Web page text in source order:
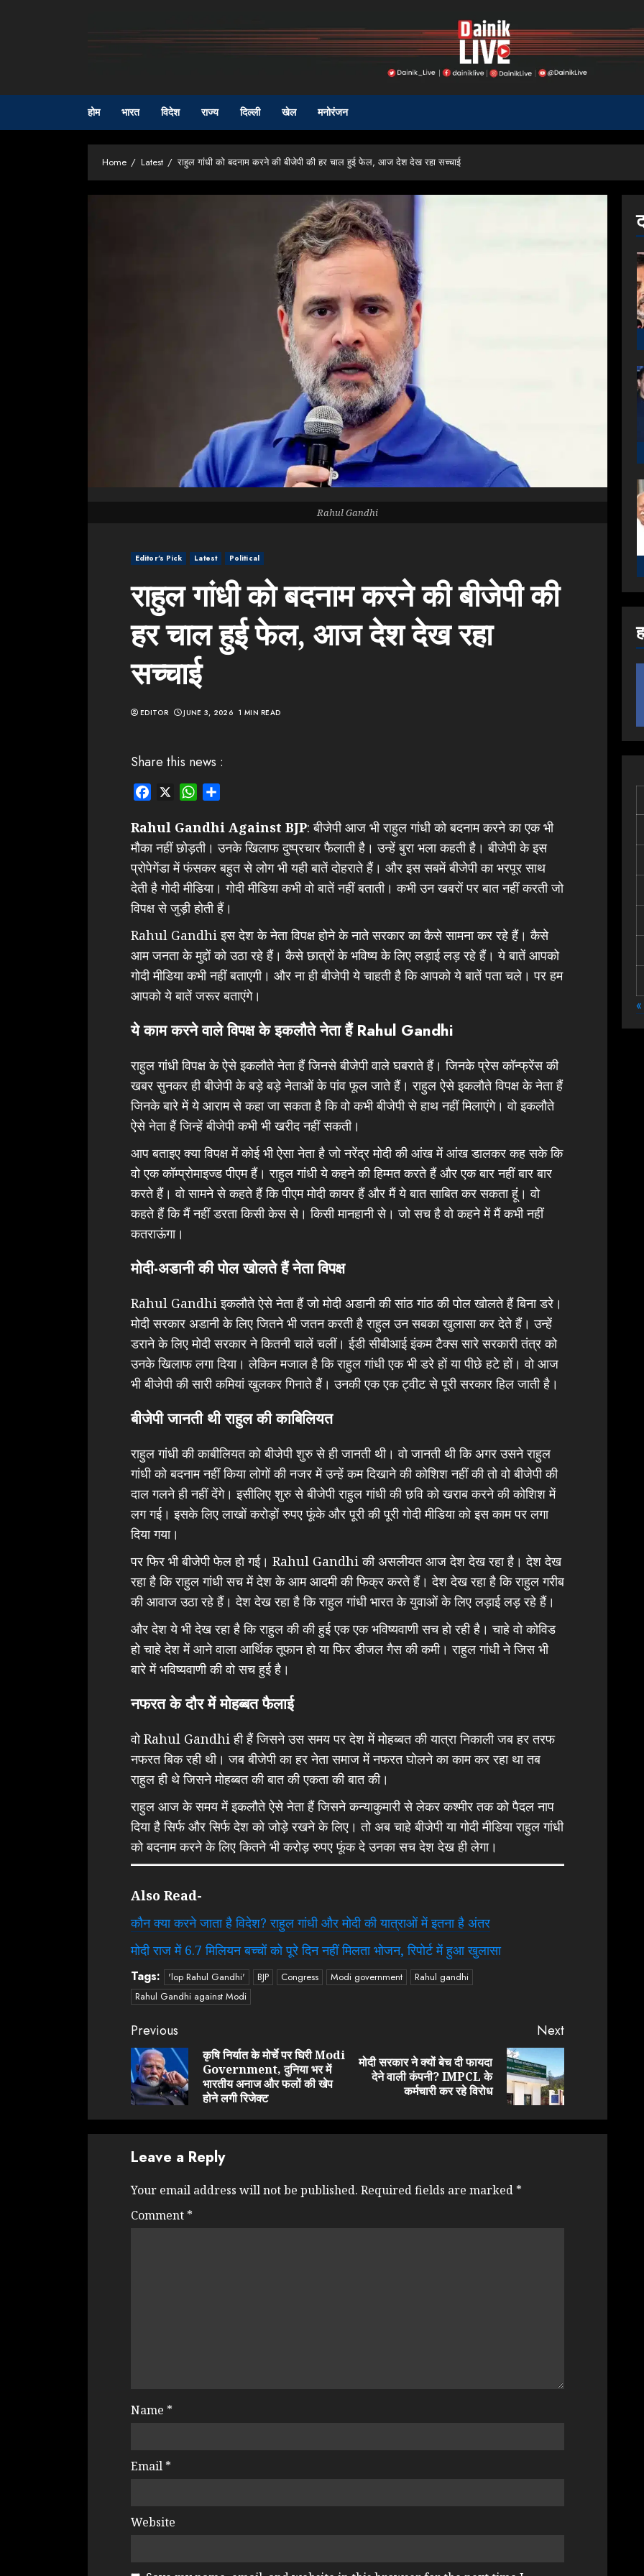
होम भारत विदेश राज्य दिल्ली खेल मनोरंजन
Home Latest राहुल गांधी को बदनाम करने की बीजेपी की हर चाल हुई फेल, आज देश देख रहा सच्चाई
Editor's Pick Latest Political
राहुल गांधी को बदनाम करने की बीजेपी की
हर चाल हुई फेल, आज देश देख रहा
सच्चाई
EDITOR JUNE 3, 2026 1 MIN READ
Rahul Gandhi
Share this news :
Facebook WhatsApp
Rahul Gandhi Against BJP: बीजेपी आज भी राहुल गांधी को बदनाम करने का एक भी
मौका नहीं छोड़ती। उनके खिलाफ दुष्प्रचार फैलाती है। उन्हें बुरा भला कहती है। बीजेपी के इस
प्रोपेगेंडा में फंसकर बहुत से लोग भी यही बातें दोहराते हैं। और इस सबमें बीजेपी का भरपूर साथ
देती है गोदी मीडिया। गोदी मीडिया कभी वो बातें नहीं बताती। कभी उन खबरों पर बात नहीं करती जो
विपक्ष से जुड़ी होती हैं।
Rahul Gandhi इस देश के नेता विपक्ष होने के नाते सरकार का कैसे सामना कर रहे हैं। कैसे
आम जनता के मुद्दों को उठा रहे हैं। कैसे छात्रों के भविष्य के लिए लड़ाई लड़ रहे हैं। ये बातें आपको
गोदी मीडिया कभी नहीं बताएगी। और ना ही बीजेपी ये चाहती है कि आपको ये बातें पता चले। पर हम
आपको ये बातें जरूर बताएंगे।
ये काम करने वाले विपक्ष के इकलौते नेता हैंRahul Gandhi
राहुल गांधी विपक्ष के ऐसे इकलौते नेता हैं जिनसे बीजेपी वाले घबराते हैं। जिनके प्रेस कॉन्फ्रेंस की
खबर सुनकर ही बीजेपी के बड़े बड़े नेताओं के पांव फूल जाते हैं। राहुल ऐसे इकलौते विपक्ष के नेता हैं
जिनके बारे में ये आराम से कहा जा सकता है कि वो कभी बीजेपी से हाथ नहीं मिलाएंगे। वो इकलौते
ऐसे नेता हैं जिन्हें बीजेपी कभी भी खरीद नहीं सकती।
आप बताइए क्या विपक्ष में कोई भी ऐसा नेता है जो नरेंद्र मोदी की आंख में आंख डालकर कह सके कि
वो एक कॉम्प्रोमाइज्ड पीएम हैं। राहुल गांधी ये कहने की हिम्मत करते हैं और एक बार नहीं बार बार
करते हैं। वो सामने से कहते हैं कि पीएम मोदी कायर हैं और मैं ये बात साबित कर सकता हूं। वो
कहते हैं कि मैं नहीं डरता किसी केस से। किसी मानहानी से। जो सच है वो कहने में मैं कभी नहीं
कतराऊंगा।
मोदी-अडानी की पोल खोलते हैं नेता विपक्ष
Rahul Gandhi इकलौते ऐसे नेता हैं जो मोदी अडानी की सांठ गांठ की पोल खोलते हैं बिना डरे।
मोदी सरकार अडानी के लिए जितने भी जतन करती है राहुल उन सबका खुलासा कर देते हैं। उन्हें
डराने के लिए मोदी सरकार ने कितनी चालें चलीं। ईडी सीबीआई इंकम टैक्स सारे सरकारी तंत्र को
उनके खिलाफ लगा दिया। लेकिन मजाल है कि राहुल गांधी एक भी डरे हों या पीछे हटे हों। वो आज
भी बीजेपी की सारी कमियां खुलकर गिनाते हैं। उनकी एक एक ट्वीट से पूरी सरकार हिल जाती है।
बीजेपी जानती थी राहुल की काबिलियत
राहुल गांधी की काबीलियत को बीजेपी शुरु से ही जानती थी। वो जानती थी कि अगर उसने राहुल
गांधी को बदनाम नहीं किया लोगों की नजर में उन्हें कम दिखाने की कोशिश नहीं की तो वो बीजेपी की
दाल गलने ही नहीं देंगे। इसीलिए शुरु से बीजेपी राहुल गांधी की छवि को खराब करने की कोशिश में
लग गई। इसके लिए लाखों करोड़ों रुपए फूंके और पूरी की पूरी गोदी मीडिया को इस काम पर लगा
दिया गया।
पर फिर भी बीजेपी फेल हो गई। Rahul Gandhi की असलीयत आज देश देख रहा है। देश देख
रहा है कि राहुल गांधी सच में देश के आम आदमी की फिक्र करते हैं। देश देख रहा है कि राहुल गरीब
की आवाज उठा रहे हैं। देश देख रहा है कि राहुल गांधी भारत के युवाओं के लिए लड़ाई लड़ रहे हैं।
और देश ये भी देख रहा है कि राहुल की की हुई एक एक भविष्यवाणी सच हो रही है। चाहे वो कोविड
हो चाहे देश में आने वाला आर्थिक तूफान हो या फिर डीजल गैस की कमी। राहुल गांधी ने जिस भी
बारे में भविष्यवाणी की वो सच हुई है।
नफरत के दौर में मोहब्बत फैलाई
वो Rahul Gandhi ही हैं जिसने उस समय पर देश में मोहब्बत की यात्रा निकाली जब हर तरफ
नफरत बिक रही थी। जब बीजेपी का हर नेता समाज में नफरत घोलने का काम कर रहा था तब
राहुल ही थे जिसने मोहब्बत की बात की एकता की बात की।
राहुल आज के समय में इकलौते ऐसे नेता हैं जिसने कन्याकुमारी से लेकर कश्मीर तक को पैदल नाप
दिया है सिर्फ और सिर्फ देश को जोड़े रखने के लिए। तो अब चाहे बीजेपी या गोदी मीडिया राहुल गांधी
को बदनाम करने के लिए कितने भी करोड़ रुपए फूंक दे उनका सच देश देख ही लेगा।
Also Read-
कौन क्या करने जाता है विदेश? राहुल गांधी और मोदी की यात्राओं में इतना है अंतर
मोदी राज में 6.7 मिलियन बच्चों को पूरे दिन नहीं मिलता भोजन, रिपोर्ट में हुआ खुलासा
Tags: 'lop Rahul Gandhi' BJP Congress Modi government
Rahul gandhi
Rahul Gandhi against Modi
Continue
Reading
Previous
Previous
कृषि निर्यात के मोर्चे पर घिरी Modi
Government, दुनिया भर में
भारतीय अनाज और फलों की खेप
होने लगी रिजेक्ट
Next
Next
मोदी सरकार ने क्यों बेच दी फायदा
देने वाली कंपनी? IMPCL के
कर्मचारी कर रहे विरोध
Leave a Reply
Your email address will not be published. Required fields are marked *
Comment *
Name *
Email *
Website